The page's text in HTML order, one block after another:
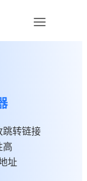
跳转链接
高
址